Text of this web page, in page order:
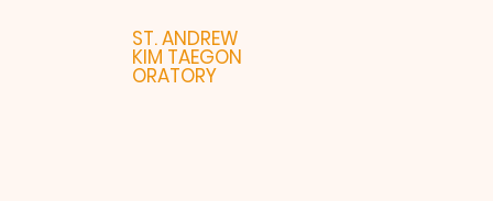
ST. ANDREW
KIM TAEGON
ORATORY